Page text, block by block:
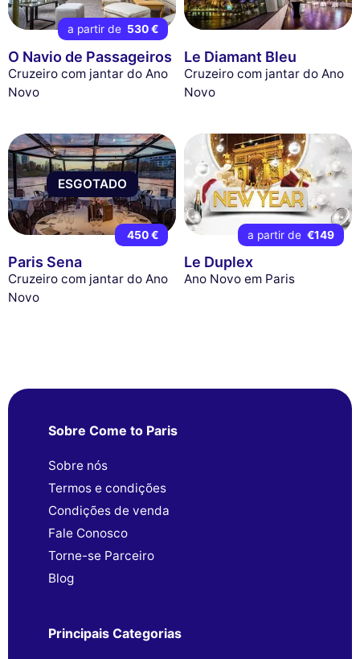
a partir de 530 €
O Navio de Passageiros
Cruzeiro com jantar do Ano
Novo
Le Diamant Bleu
Cruzeiro com jantar do Ano
Novo
ESGOTADO
450 €
Paris Sena
Cruzeiro com jantar do Ano
Novo
a partir de €149
Le Duplex
Ano Novo em Paris
Sobre Come to Paris
Sobre nós
Termos e condições
Condições de venda
Fale Conosco
Torne-se Parceiro
Blog
Principais Categorias